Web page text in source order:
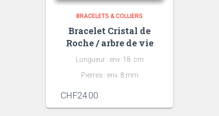
BRACELETS & COLLIERS
Bracelet Cristal de
Roche / arbre de vie
Longueur : env. 18 cm
Pierres : env. 8 mm
CHF24.00